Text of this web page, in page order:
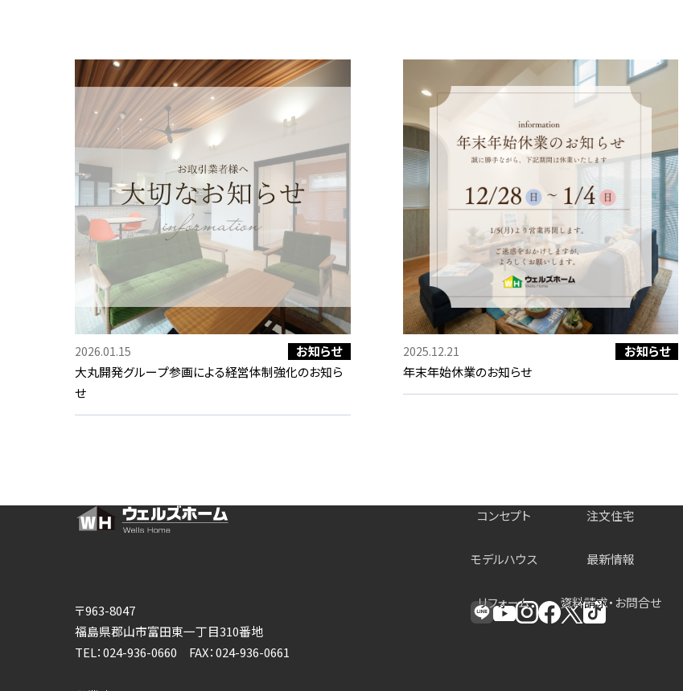
2026.01.15
お知らせ
大丸開発グループ参画による経営体制強化のお知ら
せ
2025.12.21
お知らせ
年末年始休業のお知らせ
〒963-8047
福島県郡山市富田東一丁目310番地
TEL：024-936-0660 FAX：024-936-0661
コンセプト 注文住宅
モデルハウス 最新情報
リフォーム 資料請求・お問合せ